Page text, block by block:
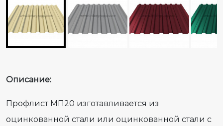
Описание:
Профлист МП20 изготавливается из
оцинкованной стали или оцинкованной стали с